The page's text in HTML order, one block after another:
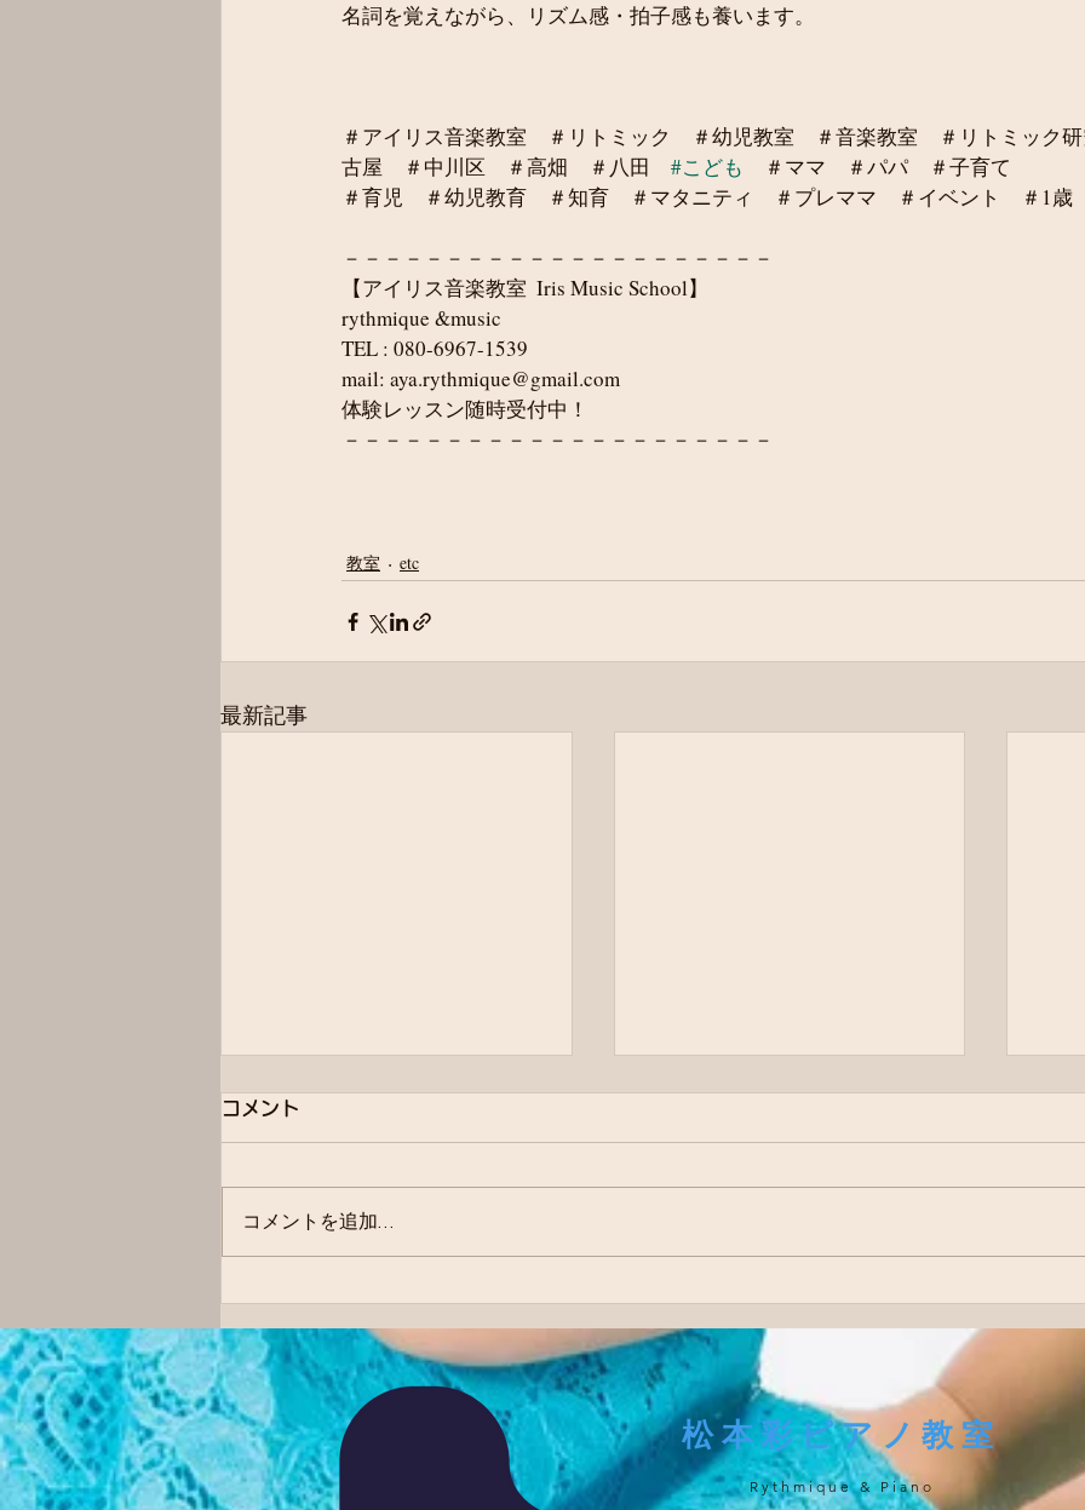
名詞を覚えながら、リズム感・拍子感も養います。
＃アイリス音楽教室　＃リトミック　＃幼児教室　＃音楽教室　＃リトミック
古屋　＃中川区　＃高畑　＃八田 #こども ＃ママ　＃パパ　＃子育て
＃育児　＃幼児教育　＃知育　＃マタニティ　＃プレママ　＃イベント　＃1歳
－－－－－－－－－－－－－－－－－－－－－
【アイリス音楽教室  Iris Music School】
rythmique &music
TEL : 080-6967-1539
mail: aya.rythmique@gmail.com
体験レッスン随時受付中！
－－－－－－－－－－－－－－－－－－－－－
教室 etc
最新記事
0歳児さんクラス♡♪☆
ベ
コメント
コメントを追加…
Rythmique & Piano
​松本彩ピアノ教室